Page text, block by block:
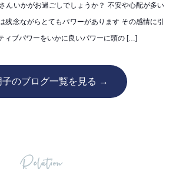
んいかがお過ごしでしょうか？ 不安や心配が多い
残念ながらとてもパワーがあります その感情に引
ィブパワーをいかに良いパワーに頭の […]
子のブログ一覧を見る →
Relation